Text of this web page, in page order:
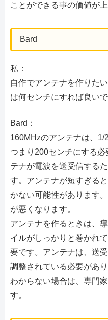
ことができる事の価値が上
Bard
私：
自作でアンテナを作りた
は何センチにすれば良い
Bard：
160MHzのアンテナは、1/
つまり200センチにする
テナが電波を送受信する
す。アンテナが短すぎる
かない可能性があります
が悪くなります。
アンテナを作るときは、
イルがしっかりと巻かれ
要です。アンテナは、送
調整されている必要があ
わからない場合は、専門
す。